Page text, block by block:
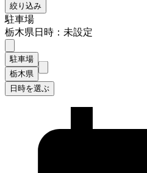
絞り込み
駐車場
栃木県日時：未設定
駐車場
栃木県
日時を選ぶ